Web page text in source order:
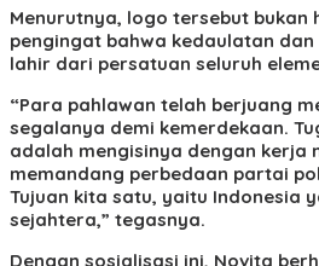
Menurutnya, logo tersebut bukan
pengingat bahwa kedaulatan
lahir dari persatuan seluruh
“Para pahlawan telah berjuang
segalanya demi kemerdekaan.
adalah mengisinya dengan kerja
memandang perbedaan partai
Tujuan kita satu, yaitu Indonesia
sejahtera,” tegasnya.
Dengan sosialisasi ini, Novita